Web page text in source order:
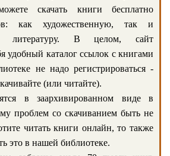
скачать книги бесплатно
как художественную, так и
литературу. В целом, сайт
удобный каталог ссылок с книгами
не надо регистрироваться -
(или читайте).
в заархивированном виде в
проблем со скачиванием быть не
читать книги онлайн, то также
это в нашей библиотеке.